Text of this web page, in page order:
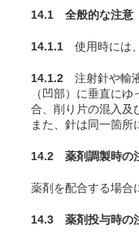
14.1 全般的な注意
14.1.1 使用時には
14.1.2 注射針や輸
（凹部）に垂直に
合、削り片の混入及
また、針は同一箇所
14.2 薬剤調製時の
薬剤を配合する場合
14.3 薬剤投与時の